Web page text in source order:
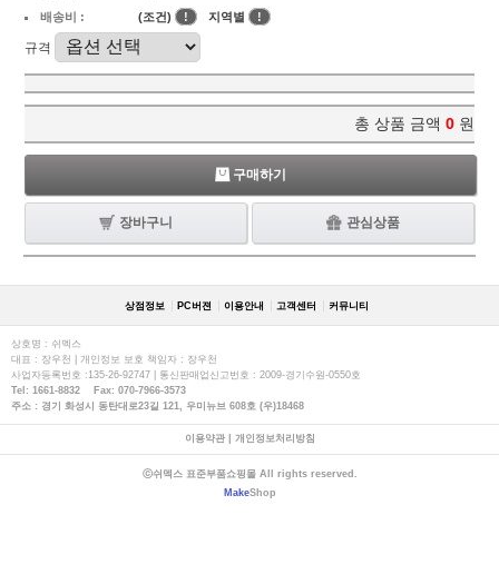
배송비 :
(조건) ! 지역별 !
규격
총 상품 금액 0 원
구매하기
장바구니 관심상품
상점정보 PC버젼 이용안내 고객센터 커뮤니티
상호명 : 쉬멕스
대표 : 장우천 | 개인정보 보호 책임자 : 장우천
사업자등록번호 :135-26-92747 | 통신판매업신고번호 : 2009-경기수원-0550호
Tel: 1661-8832 Fax: 070-7966-3573
주소 : 경기 화성시 동탄대로23길 121, 우미뉴브 608호 (우)18468
이용약관| 개인정보처리방침
ⓒ쉬멕스 표준부품쇼핑몰 All rights reserved.
MakeShop